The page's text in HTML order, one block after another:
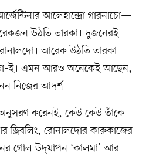
আলেহান্দ্রো গারনাচো—
উঠতি তারকা। দুজনেরই
আরেক উঠতি তারকা
তা–ই। এমন আরও অনেকেই আছেন,
নিজের আদর্শ।
করেনই, কেউ কেউ তাঁকে
রোনালদোর কারুকাজের
গোল উদ্‌যাপন ‘কালমা’ আর